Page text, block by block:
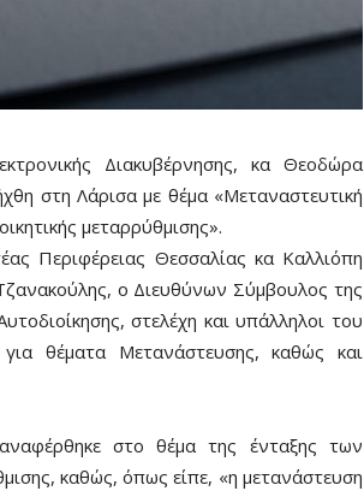
Διακυβέρνησης, κα Θεοδώρα
στη Λάρισα με θέμα «Μεταναστευτική
μεταρρύθμισης».
Περιφέρειας Θεσσαλίας κα Καλλιόπη
ο Διευθύνων Σύμβουλος της
στελέχη και υπάλληλοι του
για θέματα Μετανάστευσης, καθώς και
στο θέμα της ένταξης των
καθώς, όπως είπε, «η μετανάστευση